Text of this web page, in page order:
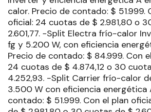
calor. Precio de contado: $ 51.999.
oficial: 24 cuotas de $ 2.981,80 o
2.601,77. -Split Electra frío-calor
fg y 5.200 W, con eficiencia
Precio de contado: $ 84.999. Con
24 cuotas de $ 4.874,12 o 30
4.252,93. -Split Carrier frío-calor
3.500 W con eficiencia energética
contado: $ 51.999. Con el plan